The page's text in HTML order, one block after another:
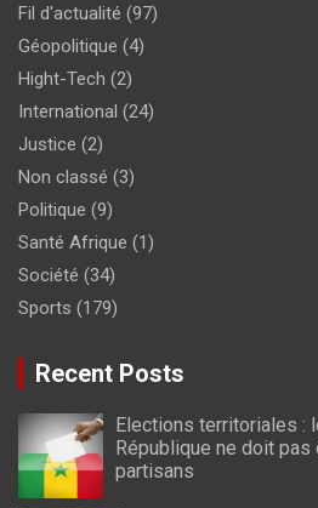
Fil d'actualité (97)
Géopolitique (4)
Hight-Tech (2)
International (24)
Justice (2)
Non classé (3)
Politique (9)
Santé Afrique (1)
Société (34)
Sports (179)
Recent Posts
Elections territoriales :
République ne doit pas
partisans